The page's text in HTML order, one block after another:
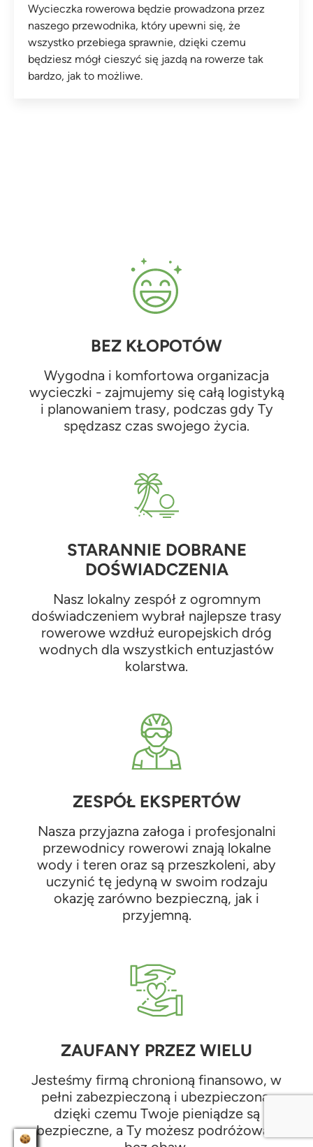
Wycieczka rowerowa będzie prowadzona przez
naszego przewodnika, który upewni się, że
wszystko przebiega sprawnie, dzięki czemu
będziesz mógł cieszyć się jazdą na rowerze tak
bardzo, jak to możliwe.
BEZ KŁOPOTÓW
Wygodna i komfortowa organizacja
wycieczki - zajmujemy się całą logistyką
i planowaniem trasy, podczas gdy Ty
spędzasz czas swojego życia.
STARANNIE DOBRANE
DOŚWIADCZENIA
Nasz lokalny zespół z ogromnym
doświadczeniem wybrał najlepsze trasy
rowerowe wzdłuż europejskich dróg
wodnych dla wszystkich entuzjastów
kolarstwa.
ZESPÓŁ EKSPERTÓW
Nasza przyjazna załoga i profesjonalni
przewodnicy rowerowi znają lokalne
wody i teren oraz są przeszkoleni, aby
uczynić tę jedyną w swoim rodzaju
okazję zarówno bezpieczną, jak i
przyjemną.
ZAUFANY PRZEZ WIELU
Jesteśmy firmą chronioną finansowo, w
pełni zabezpieczoną i ubezpieczoną,
dzięki czemu Twoje pieniądze są
bezpieczne, a Ty możesz podróżować